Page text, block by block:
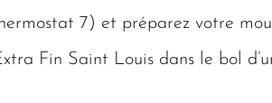
7) et préparez votre
Fin Saint Louis dans le bol